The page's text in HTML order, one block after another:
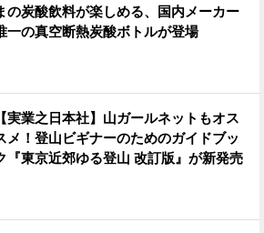
の炭酸飲料が楽しめる、国内メーカー
一の真空断熱炭酸ボトルが登場
【実業之日本社】山ガールネットもオス
メ！登山ビギナーのためのガイドブッ
『東京近郊ゆる登山 改訂版』が新発売